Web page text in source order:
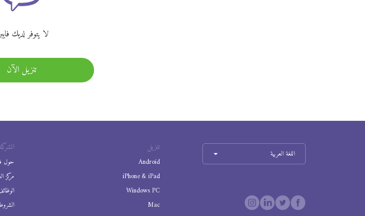
لا يتوفر لديك
تنزيل الآن
الشركة
حول
مركز
تنزيل
Android
iPhone & iPad
Windows PC
Mac
اللغة العربية